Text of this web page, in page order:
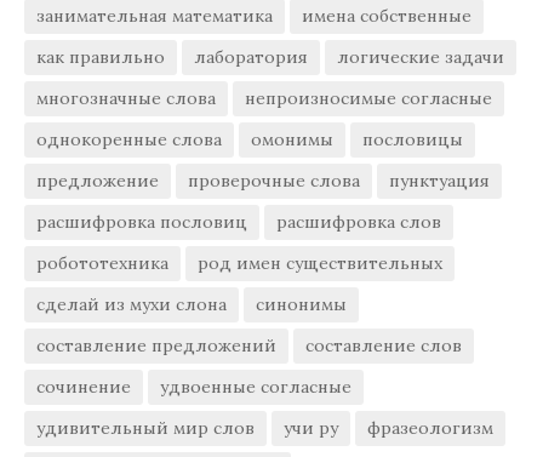
занимательная математика
имена собственные
как правильно
лаборатория
логические задачи
многозначные слова
непроизносимые согласные
однокоренные слова
омонимы
пословицы
предложение
проверочные слова
пунктуация
расшифровка пословиц
расшифровка слов
робототехника
род имен существительных
сделай из мухи слона
синонимы
составление предложений
составление слов
сочинение
удвоенные согласные
удивительный мир слов
учи ру фразеологизм